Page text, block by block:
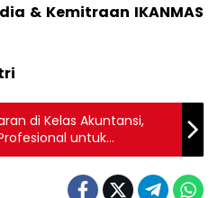
& Kemitraan IKANMAS
di Kelas Akuntansi,
untuk
yang Nyata